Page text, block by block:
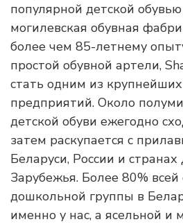
популярной детской
могилевская обувная
более чем 85-летнему
простой обувной артели,
стать одним из
предприятий. Около
детской обуви ежегодно
затем раскупается с
Беларуси, России и
Зарубежья. Более 80%
дошкольной группы в
именно у нас, а ясельной и